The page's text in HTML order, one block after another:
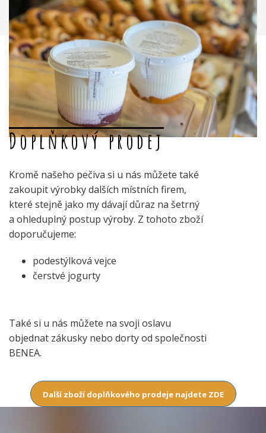
Doplňkový prodej
Kromě našeho pečiva si u nás můžete také
zakoupit výrobky dalších místních firem,
které stejně jako my dávají důraz na šetrný
a ohleduplný postup výroby. Z tohoto zboží
doporučujeme:
podestýlková vejce
čerstvé jogurty
Také si u nás můžete na svoji oslavu
objednat zákusky nebo dorty od společnosti
BENEA.
Další zboží doplňkového prodeje najdete ZDE